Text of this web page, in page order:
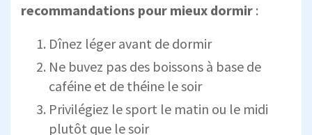
recommandations pour mieux dormir :
Dînez léger avant de dormir
Ne buvez pas des boissons à base de
caféine et de théine le soir
Privilégiez le sport le matin ou le midi
plutôt que le soir